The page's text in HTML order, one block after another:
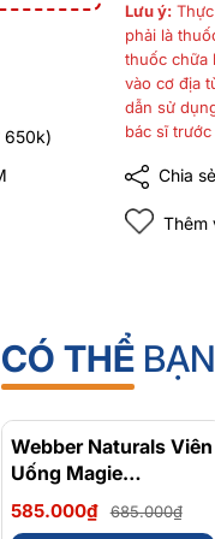
650k)
Lưu ý:Thực
phải là
thuốc chữa
vào cơ địa
dẫn sử
bác sĩ
Chia sẻ
Thêm
CÓ THỂ
- 15%
Webber Naturals Viên
Uống Magie
Magnesium
Bisglycinate 200mg -
585.000₫ 685.000₫